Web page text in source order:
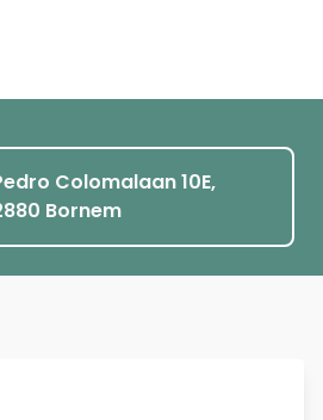
Colomalaan 10E,
Bornem